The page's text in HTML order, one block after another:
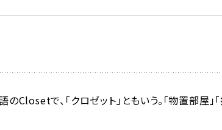
で、「クロゼット」ともいう。「物置部屋」